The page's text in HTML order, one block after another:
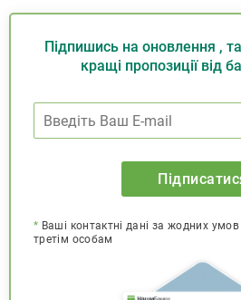
Підпишись на оновлення ,
кращі пропозиції від
* Ваші контактні дані за жодних
третім особам